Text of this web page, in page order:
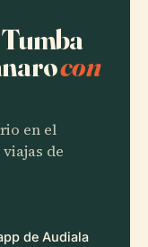
con
en el
de
de Audiala